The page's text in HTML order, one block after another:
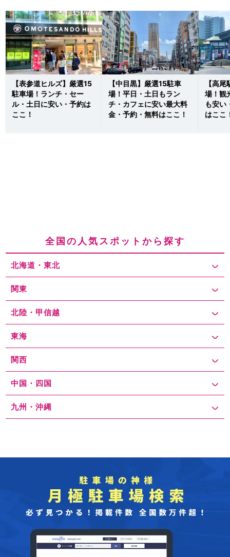
【表参道ヒルズ】厳選15
駐車場！ランチ・セー
ル・土日に安い・予約は
ここ！
【中目黒】厳選15駐車
場！平日・土日もラン
チ・カフェに安い最大料
金・予約・無料はここ！
【高
場！観
も安い
はここ
全国の人気スポットから探す
北海道・東北
関東
北陸・甲信越
東海
関西
中国・四国
九州・沖縄